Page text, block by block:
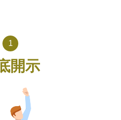
1
開示